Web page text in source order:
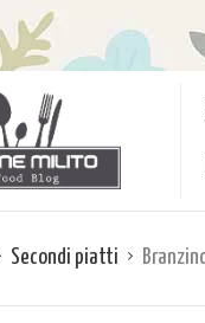
Secondi piatti